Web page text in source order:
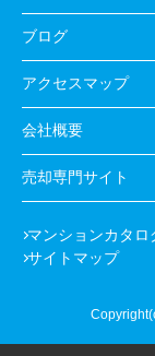
ブログ
アクセスマップ
会社概要
売却専門サイト
マンションカタロ
サイトマップ